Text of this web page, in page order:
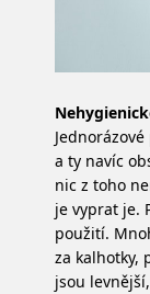
a ty navíc
nic z toho
je vyprat je.
použití.
za kalhotky,
jsou